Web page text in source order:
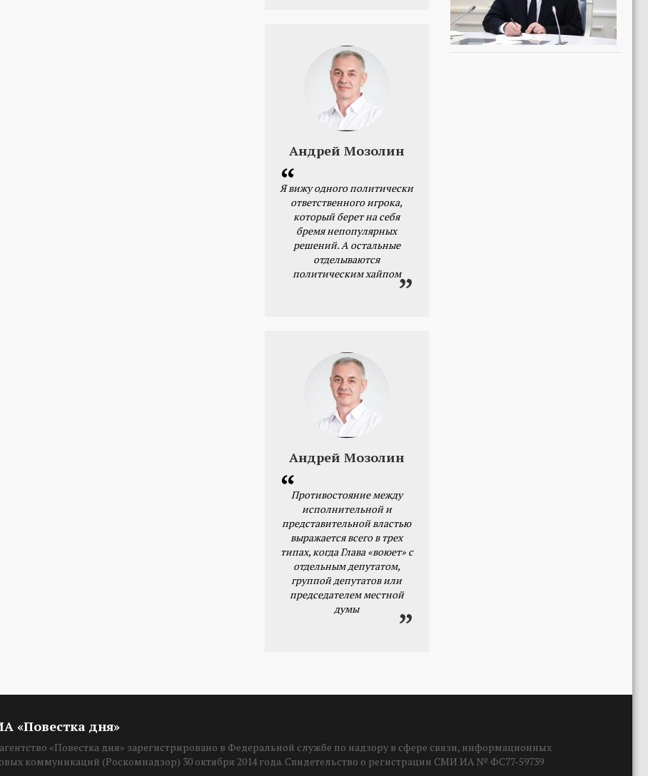
Андрей Мозолин
Я вижу одного политически
ответственного игрока,
который берет на себя
бремя непопулярных
решений. А остальные
отделываются
политическим хайпом
Андрей Мозолин
Противостояние между
исполнительной и
представительной властью
выражается всего в трех
типах, когда Глава «воюет» с
отдельным депутатом,
группой депутатов или
председателем местной
думы
«Повестка дня»
«Повестка дня» зарегистрировано в Федеральной службе по надзору в сфере связи, информационных
коммуникаций (Роскомнадзор) 30 октября 2014 года. Свидетельство о регистрации СМИ ИА № ФС77-59739